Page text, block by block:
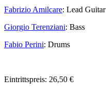
Fabrizio Amilcare: Lead Guitar
Giorgio Terenziani: Bass
Fabio Perini: Drums
Eintrittspreis: 26,50 €